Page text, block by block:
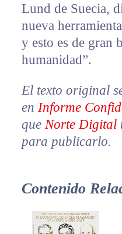
Lund de Suecia,
nueva
y esto es de gran
humanidad”.
El texto original
en Informe
que Norte Digital
para publicarlo.
Contenido